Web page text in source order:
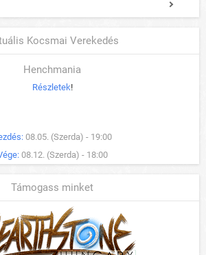
Kocsmai Verekedés
Henchmania
Részletek!
08.05. (Szerda) - 19:00
08.12. (Szerda) - 18:00
Támogass minket